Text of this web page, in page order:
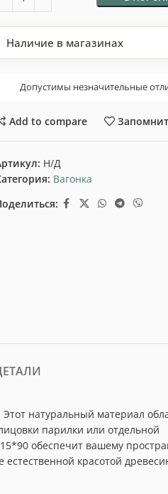
Наличие в магазинах
Допустимы незначительные
Add to compare
Н/Д
Вагонка
натуральный материал
парилки или отдельной
обеспечит вашему
красотой